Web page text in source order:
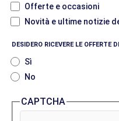
Offerte e occasioni
Novità e ultime notizie
DESIDERO RICEVERE LE
Sì
No
CAPTCHA